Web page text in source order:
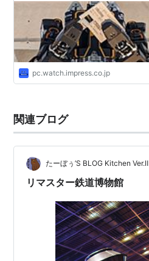
pc.watch.impress.co.jp
関連ブログ
たーぼぅ’S BLOG Kitchen Ver.Ⅱ
リマスター鉄道博物館